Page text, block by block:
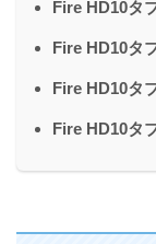
Fire HD10タ
Fire HD10タ
Fire HD10タ
Fire HD10タ